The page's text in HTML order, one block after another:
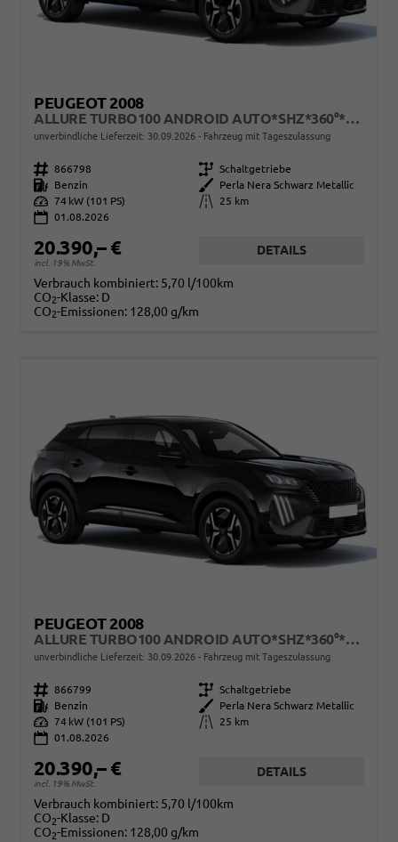
PEUGEOT 2008
ALLURE TURBO100 ANDROID AUTO*SHZ*360°*TOTWINKEL*KLIMAAUTO
unverbindliche Lieferzeit: 30.09.2026 Fahrzeug mit Tageszulassung
Fahrzeugnr. 866798 Getriebe Schaltgetriebe
Kraftstoff
Benzin Außenfarbe
Perla Nera Schwarz Metallic
Leistung 74 kW (101 PS) Kilometerstand
25 km
01.08.2026
20.390,– €
incl. 19% MwSt.
DETAILS
Verbrauch kombiniert: 5,70 l/100km
CO2-Klasse: D
CO2-Emissionen: 128,00 g/km
PEUGEOT 2008
ALLURE TURBO100 ANDROID AUTO*SHZ*360°*TOTWINKEL*KLIMAAUTO
unverbindliche Lieferzeit: 30.09.2026 Fahrzeug mit Tageszulassung
Fahrzeugnr. 866799 Getriebe Schaltgetriebe
Kraftstoff
Benzin Außenfarbe
Perla Nera Schwarz Metallic
Leistung 74 kW (101 PS) Kilometerstand
25 km
01.08.2026
20.390,– €
incl. 19% MwSt.
DETAILS
Verbrauch kombiniert: 5,70 l/100km
CO2-Klasse: D
CO2-Emissionen: 128,00 g/km